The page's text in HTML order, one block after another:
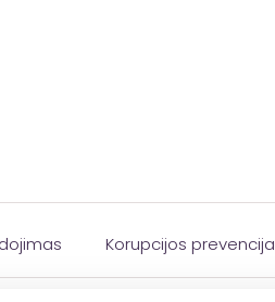
Korupcijos prevencija